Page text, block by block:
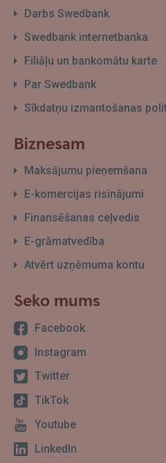
Darbs Swedbank
Swedbank internetbanka
Filiāļu un bankomātu karte
Par Swedbank
Sīkdatņu izmantošanas
Biznesam
Maksājumu pieņemšana
E-komercijas risinājumi
Finansēšanas ceļvedis
E-grāmatvedība
Atvērt uzņēmuma kontu
Seko mums
Facebook
Instagram
Twitter
TikTok
Youtube
LinkedIn